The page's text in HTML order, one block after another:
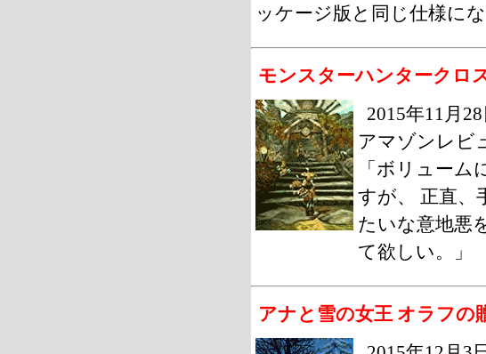
ッケージ版と同じ仕様にな
モンスターハンタークロ
2015年11月
アマゾンレビ
「ボリュー
すが、 正直、
たいな意地悪
て欲しい。」
アナと雪の女王 オラフの